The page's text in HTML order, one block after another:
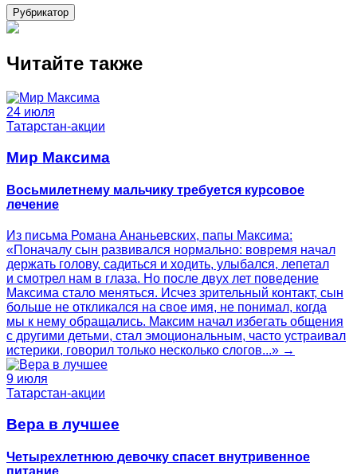
Рубрикатор
Читайте также
24 июля
Татарстан-акции
Мир Максима
Восьмилетнему мальчику требуется курсовое
лечение
Из письма Романа Ананьевских, папы Максима:
«Поначалу сын развивался нормально: вовремя начал
держать голову, садиться и ходить, улыбался, лепетал
и смотрел нам в глаза. Но после двух лет поведение
Максима стало меняться. Исчез зрительный контакт, сын
больше не откликался на свое имя, не понимал, когда
мы к нему обращались. Максим начал избегать общения
с другими детьми, стал эмоциональным, часто устраивал
истерики, говорил только несколько слогов...» →
9 июля
Татарстан-акции
Вера в лучшее
Четырехлетнюю девочку спасет внутривенное